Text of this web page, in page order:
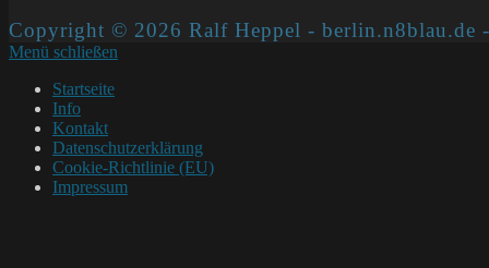
Copyright © 2026 Ralf Heppel - berlin.n8blau.de
Menü schließen
Startseite
Info
Kontakt
Datenschutzerklärung
Cookie-Richtlinie (EU)
Impressum